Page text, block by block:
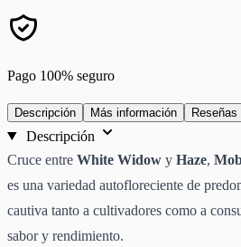
Pago 100% seguro
Descripción Más información Reseñas
Descripción
Cruce entre White Widow y Haze,
es una variedad autofloreciente de
cautiva tanto a cultivadores como a
sabor y rendimiento.